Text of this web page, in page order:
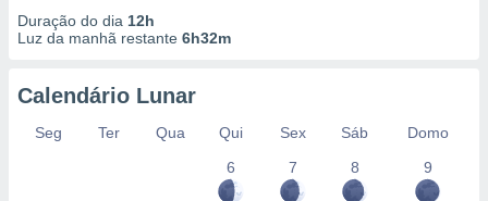
Duração do dia 12h
Luz da manhã restante 6h32m
Calendário Lunar
Seg Ter Qua Qui Sex Sáb
Domo
6
7 8 9